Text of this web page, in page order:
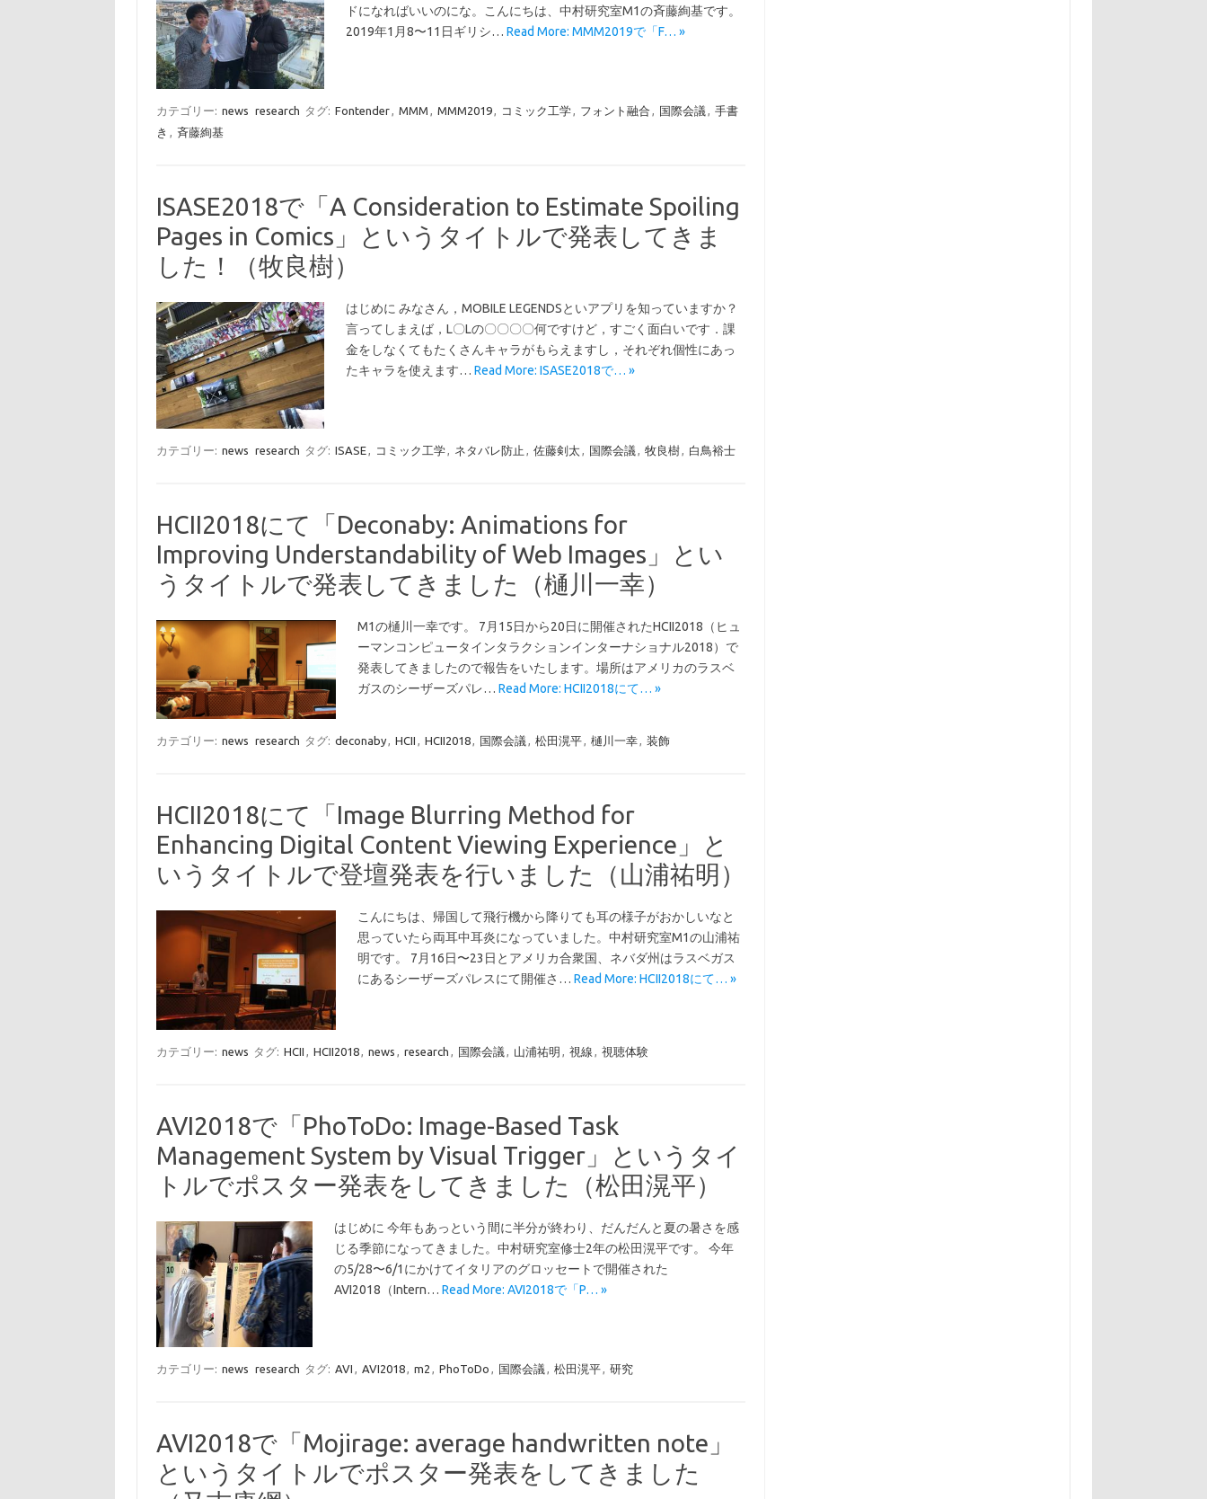
ドになればいいのにな。こんにちは、中村研究室M1の斉藤絢基です。
2019年1月8〜11日ギリシ… Read More: MMM2019で「F… »
カテゴリー: news research タグ: Fontender, MMM , MMM2019, コミック工学, フォント融合, 国際会議 , 手書
き , 斉藤絢基
ISASE2018で「A Consideration to Estimate Spoiling
Pages in Comics」というタイトルで発表してきま
した！（牧良樹）
はじめに みなさん，MOBILE LEGENDSといアプリを知っていますか？
言ってしまえば，L〇Lの〇〇〇〇何ですけど，すごく面白いです．課
金をしなくてもたくさんキャラがもらえますし，それぞれ個性にあっ
たキャラを使えます… Read More: ISASE2018で… »
カテゴリー: news research タグ: ISASE コミック工学 ネタバレ防止 佐藤剣太 国際会議 牧良樹 白鳥裕士
HCII2018にて「Deconaby: Animations for
Improving Understandability of Web Images」とい
うタイトルで発表してきました（樋川一幸）
M1の樋川一幸です。 7月15日から20日に開催されたHCII2018（ヒュ
ーマンコンピュータインタラクションインターナショナル2018）で
発表してきましたので報告をいたします。場所はアメリカのラスベ
ガスのシーザーズパレ… Read More: HCII2018にて… »
カテゴリー: news research タグ: deconaby HCII HCII2018 国際会議 松田滉平 樋川一幸 装飾
HCII2018にて「Image Blurring Method for
Enhancing Digital Content Viewing Experience」と
いうタイトルで登壇発表を行いました（山浦祐明）
こんにちは、帰国して飛行機から降りても耳の様子がおかしいなと
思っていたら両耳中耳炎になっていました。中村研究室M1の山浦祐
明です。 7月16日〜23日とアメリカ合衆国、ネバダ州はラスベガス
にあるシーザーズパレスにて開催さ… Read More: HCII2018にて… »
カテゴリー: news タグ: HCII , HCII2018, news , research , 国際会議 , 山浦祐明 , 視線 , 視聴体験
AVI2018で「PhoToDo: Image-Based Task
Management System by Visual Trigger」というタイ
トルでポスター発表をしてきました（松田滉平）
はじめに 今年もあっという間に半分が終わり、だんだんと夏の暑さを感
じる季節になってきました。中村研究室修士2年の松田滉平です。 今年
の5/28〜6/1にかけてイタリアのグロッセートで開催された
AVI2018（Intern… Read More: AVI2018で「P… »
カテゴリー: news research タグ: AVI AVI2018 m2 PhoToDo 国際会議 松田滉平 研究
AVI2018で「Mojirage: average handwritten note」
というタイトルでポスター発表をしてきました